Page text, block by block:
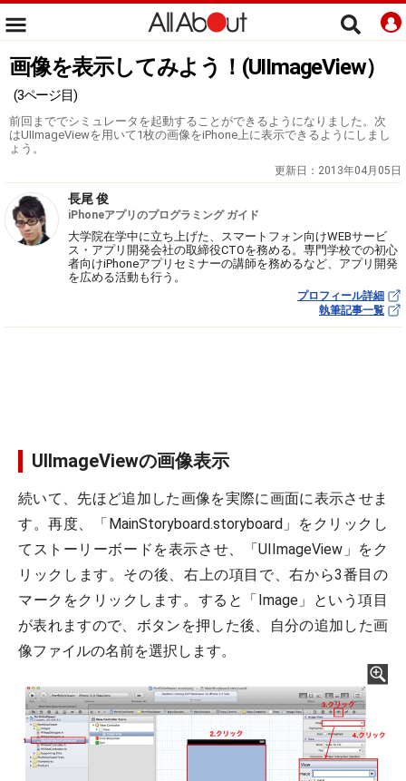
画像を表示してみよう！(UIImageView）
(3ページ目)
前回まででシミュレータを起動することができるようになりました。次
はUIImageViewを用いて1枚の画像をiPhone上に表示できるようにしまし
ょう。
更新日： 2013年04月05日
長尾 俊
iPhoneアプリのプログラミング ガイド
大学院在学中に立ち上げた、スマートフォン向けWEBサービ
ス・アプリ開発会社の取締役CTOを務める。専門学校での初心
者向けiPhoneアプリセミナーの講師を務めるなど、アプリ開発
を広める活動も行う。
プロフィール詳細
執筆記事一覧
UIImageViewの画像表示
続いて、先ほど追加した画像を実際に画面に表示させま
す。再度、「MainStoryboard.storyboard」をクリックし
てストーリーボードを表示させ、「UIImageView」をク
リックします。その後、右上の項目で、右から3番目の
マークをクリックします。すると「Image」という項目
が表れますので、ボタンを押した後、自分の追加した画
像ファイルの名前を選択します。